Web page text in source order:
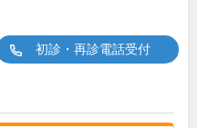
初診・再診電話受付